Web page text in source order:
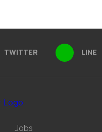
TWITTER LINE
Jobs